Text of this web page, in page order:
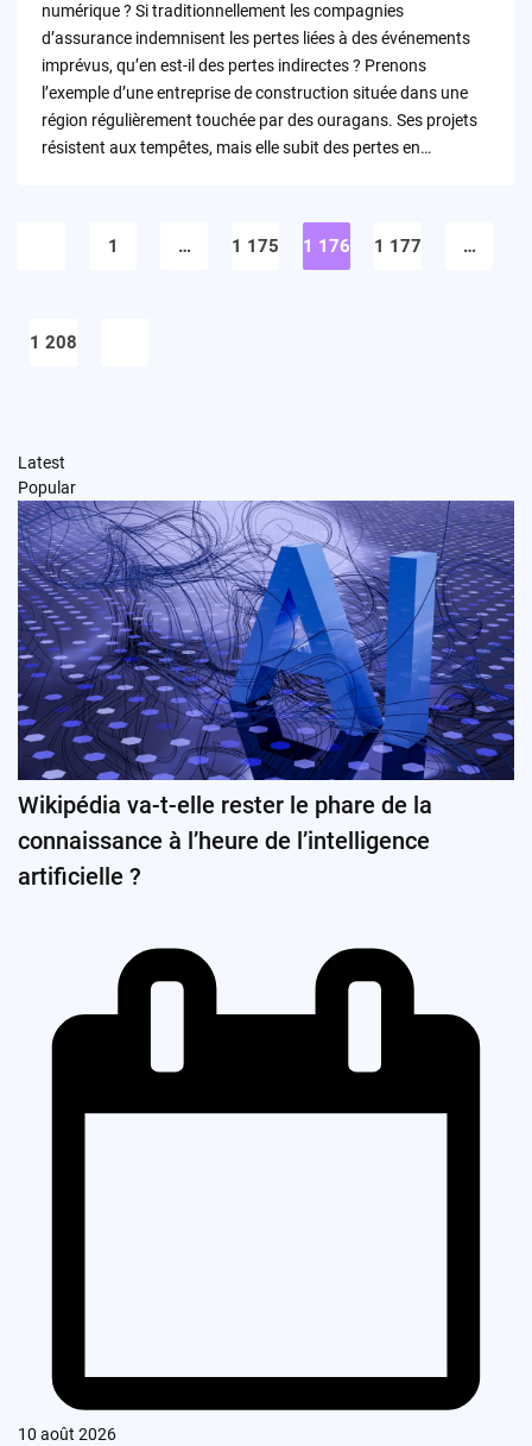
numérique ? Si traditionnellement les compagnies
d’assurance indemnisent les pertes liées à des événements
imprévus, qu’en est-il des pertes indirectes ? Prenons
l’exemple d’une entreprise de construction située dans une
région régulièrement touchée par des ouragans. Ses projets
résistent aux tempêtes, mais elle subit des pertes en…
1 … 1 175 1 176 1 177 …
1 208
Latest
Popular
Wikipédia va-t-elle rester le phare de la
connaissance à l’heure de l’intelligence
artificielle ?
10 août 2026